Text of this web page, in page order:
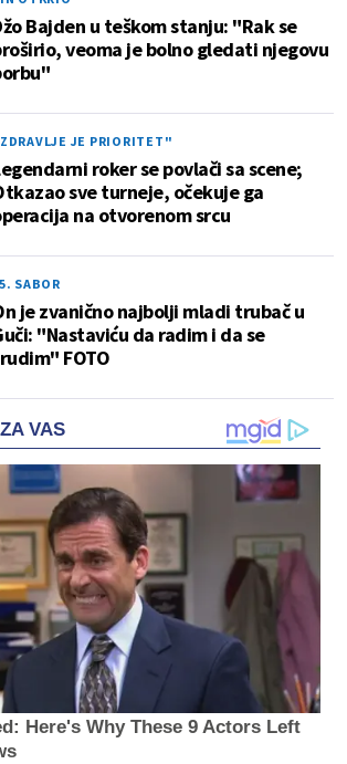
Bajden u teškom stanju: "Rak se
veoma je bolno gledati njegovu
JE PRIORITET"
roker se povlači sa scene;
sve turneje, očekuje ga
na otvorenom srcu
SABOR
je zvanično najbolji mladi trubač u
"Nastaviću da radim i da se
FOTO
VAS
Here's Why These 9 Actors Left